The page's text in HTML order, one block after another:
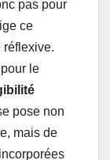
pas pour
ce
réflexive.
le
pose non
mais de